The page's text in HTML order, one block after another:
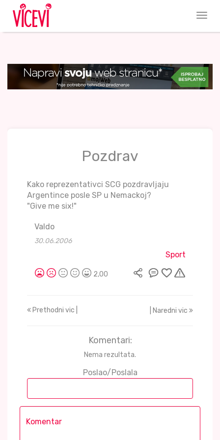
Pozdrav
Kako reprezentativci SCG pozdravljaju
Argentince posle SP u Nemackoj?
"Give me six!"
Valdo
30.06.2006
Sport
2,00
Prethodni vic | | Naredni vic
Komentari:
Nema rezultata.
Poslao/Poslala